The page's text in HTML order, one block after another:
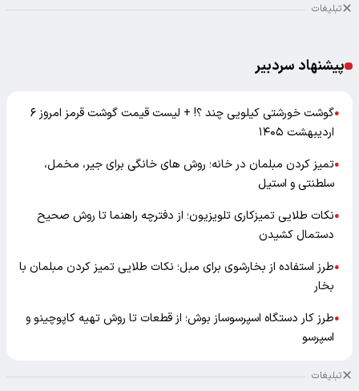
تبلیغات
پیشنهاد سردبیر
●
گوشت خورشتی کیلویی چند ؟! + لیست قیمت گوشت قرمز امروز ۶
اردیبهشت ۱۴۰۵
●تمیز کردن مبلمان در خانه؛ روش های خانگی برای جیر، مخمل،
سلطنتی و استیل
●نکات طلایی تمیزکاری تلویزیون؛ از دفترچه راهنما تا روش صحیح
دستمال کشیدن
●طرز استفاده از بخارشوی برای مبل؛ نکات طلایی تمیز کردن مبلمان با
بخار
●طرز کار دستگاه اسپرسوساز بوش؛ از قطعات تا روش تهیه کاپوچینو و
اسپرسو
تبلیغات